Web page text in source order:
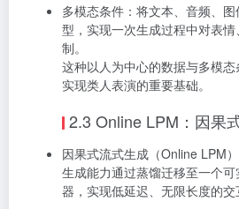
多模态条件：将文本、音频、
型，实现一次生成过程中对表
制。
这种以人为中心的数据与多模
实现类人表演的重要基础。
2.3 Online LPM：因果
因果式流式生成（Online LPM
生成能力通过蒸馏迁移至一个
器，实现低延迟、无限长度的交